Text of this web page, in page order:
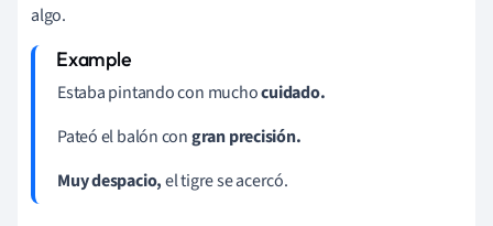
algo.
Estaba pintando con muchocuidado.
Pateó el balón congran precisión.
Muy despacio,el tigre se acercó.